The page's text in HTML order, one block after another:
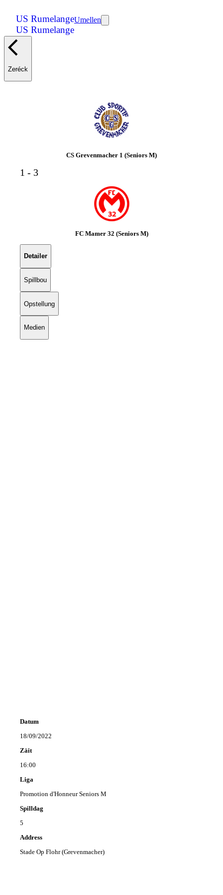
US Rumelange
US Rumelange
Umellen
Zeréck
CS Grevenmacher 1 (Seniors M)
1 - 3
FC Mamer 32 (Seniors M)
Detailer
Spillbou
Opstellung
Medien
Datum
18/09/2022
Zäit
16:00
Liga
Promotion d'Honneur Seniors M
Spilldag
5
Address
Stade Op Flohr (Grevenmacher)